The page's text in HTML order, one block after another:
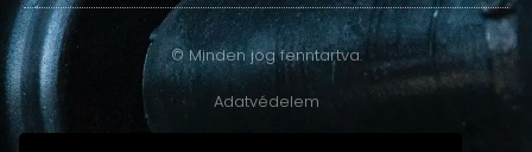
© Minden jog fenntartva.
Adatvédelem